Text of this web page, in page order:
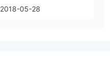
2018-05-28